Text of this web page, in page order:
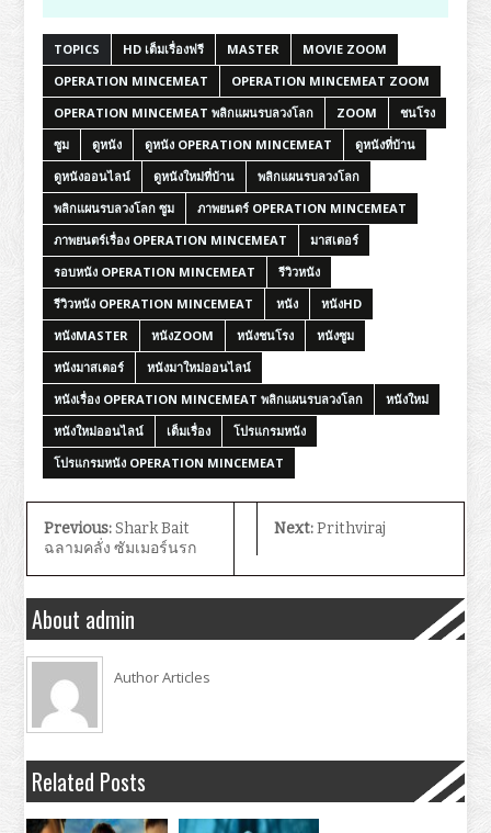
TOPICS HD เต็มเรื่องฟรี MASTER
MOVIE ZOOM
OPERATION MINCEMEAT
OPERATION MINCEMEAT ZOOM
OPERATION MINCEMEAT พลิกแผนรบลวงโลก
ZOOM
ชนโรง
ซูม
ดูหนัง ดูหนัง OPERATION MINCEMEAT
ดูหนังที่บ้าน
ดูหนังออนไลน์
ดูหนังใหม่ที่บ้าน
พลิกแผนรบลวงโลก
พลิกแผนรบลวงโลก ซูม
ภาพยนตร์ OPERATION MINCEMEAT
ภาพยนตร์เรื่อง OPERATION MINCEMEAT
มาสเตอร์
รอบหนัง OPERATION MINCEMEAT
รีวิวหนัง
รีวิวหนัง OPERATION MINCEMEAT
หนัง
หนังHD
หนังMASTER
หนังZOOM หนังชนโรง
หนังซูม
หนังมาสเตอร์
หนังมาใหม่ออนไลน์
หนังเรื่อง OPERATION MINCEMEAT พลิกแผนรบลวงโลก
หนังใหม่
หนังใหม่ออนไลน์
เต็มเรื่อง
โปรแกรมหนัง
โปรแกรมหนัง OPERATION MINCEMEAT
Previous:Shark Bait
ฉลามคลั่ง ซัมเมอร์นรก
Next:Prithviraj
About admin
Author Articles
Related Posts